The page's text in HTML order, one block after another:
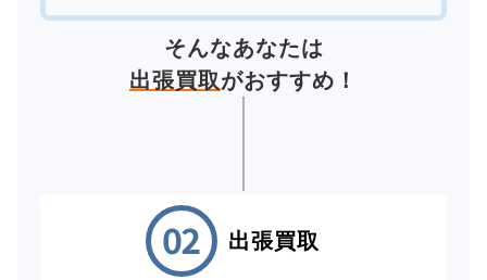
そんなあなたは
出張買取がおすすめ！
出張買取